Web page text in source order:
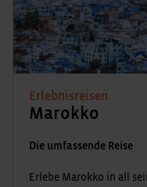
Erlebnisreisen
Marokko
Die umfassende Reise
Erlebe Marokko in all